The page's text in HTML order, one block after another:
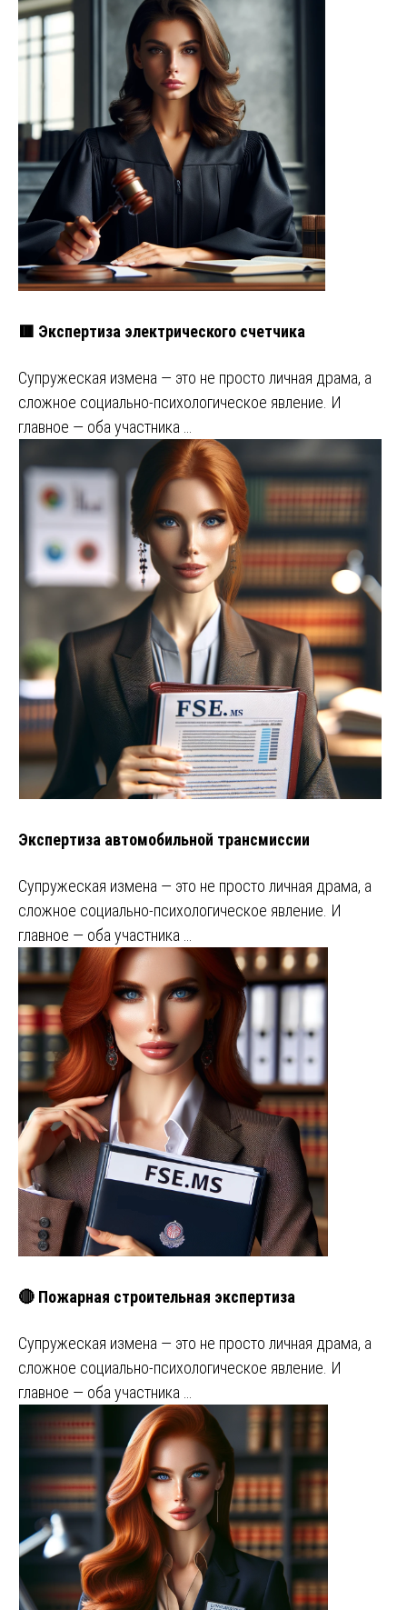
🟥 Экспертиза электрического счетчика
Супружеская измена — это не просто личная драма, а
сложное социально-психологическое явление. И
главное — оба участника …
Экспертиза автомобильной трансмиссии
Супружеская измена — это не просто личная драма, а
сложное социально-психологическое явление. И
главное — оба участника …
🔴 Пожарная строительная экспертиза
Супружеская измена — это не просто личная драма, а
сложное социально-психологическое явление. И
главное — оба участника …